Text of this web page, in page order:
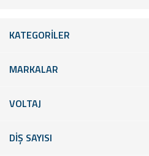
KATEGORİLER
MARKALAR
VOLTAJ
DİŞ SAYISI